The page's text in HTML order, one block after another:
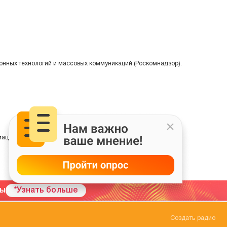
технологий и массовых коммуникаций (Роскомнадзор).
на основе сбора, систематизации и анализа сведений,
*Узнать больше
Создать радио